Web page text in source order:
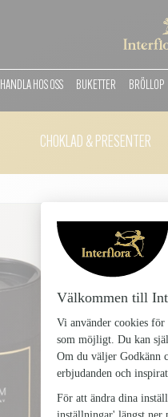
HANDLA HOS OSS BUKETTER BRÖLLOP
CHOKLAD & PRESENTER